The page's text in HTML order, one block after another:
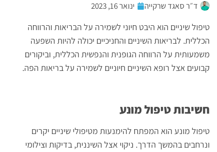
ד״ר סאגד שרקייה ינואר 16, 2023
טיפול שיניים הוא היבט חיוני לשמירה על הבריאות והרווחה
הכללית. לבריאות השיניים והחניכיים יכולה להיות השפעה
משמעותית על הרווחה הגופנית והנפשית הכללית, וביקורים
קבועים אצל רופא השיניים חיוניים לשמירה על בריאות הפה.
חשיבות טיפול מונע
טיפול מונע הוא המפתח להימנעות מטיפולי שיניים יקרים
ונרחבים בהמשך הדרך. ניקוי אצל השיננית, בדיקות וצילומי